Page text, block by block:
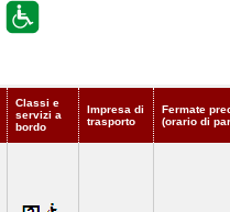
Classi e
servizi a
bordo
Impresa di
trasporto
Fermate
(orario di